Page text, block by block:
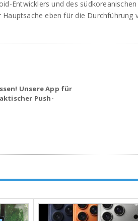
Entwicklers und des
Hauptsache eben für die Durchführung
Unsere App für
Push-